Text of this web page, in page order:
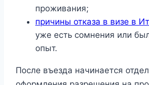
проживания;
причины отказа в визе в
уже есть сомнения или
опыт.
После въезда начинается